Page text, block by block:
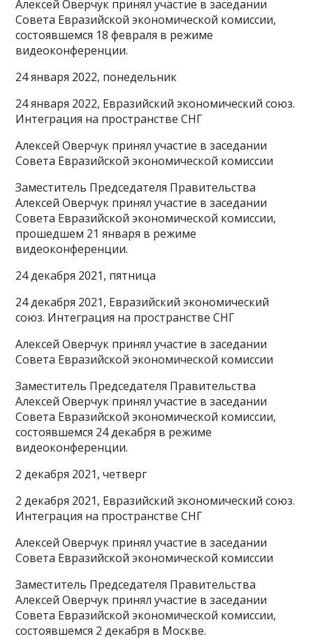
Алексей Оверчук принял участие в заседании
Совета Евразийской экономической комиссии,
состоявшемся 18 февраля в режиме
видеоконференции.
24 января 2022, понедельник
24 января 2022, Евразийский экономический союз.
Интеграция на пространстве СНГ
Алексей Оверчук принял участие в заседании
Совета Евразийской экономической комиссии
Заместитель Председателя Правительства
Алексей Оверчук принял участие в заседании
Совета Евразийской экономической комиссии,
прошедшем 21 января в режиме
видеоконференции.
24 декабря 2021, пятница
24 декабря 2021, Евразийский экономический
союз. Интеграция на пространстве СНГ
Алексей Оверчук принял участие в заседании
Совета Евразийской экономической комиссии
Заместитель Председателя Правительства
Алексей Оверчук принял участие в заседании
Совета Евразийской экономической комиссии,
состоявшемся 24 декабря в режиме
видеоконференции.
2 декабря 2021, четверг
2 декабря 2021, Евразийский экономический союз.
Интеграция на пространстве СНГ
Алексей Оверчук принял участие в заседании
Совета Евразийской экономической комиссии
Заместитель Председателя Правительства
Алексей Оверчук принял участие в заседании
Совета Евразийской экономической комиссии,
состоявшемся 2 декабря в Москве.